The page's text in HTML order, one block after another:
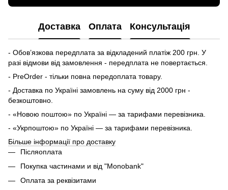
Доставка Оплата Консультація
- Обов’язкова передплата за відкладений платіж 200 грн. У
разі відмови від замовлення - передплата не повертається.
- PreOrder - тільки повна передоплата товару.
- Доставка по Україні замовлень на суму від 2000 грн -
безкоштовно.
- «Новою поштою» по Україні — за тарифами перевізника.
- «Укрпоштою» по Україні — за тарифами перевізника.
Більше інформації про доставку
Післяоплата
Покупка частинами и від "Monobank"
Оплата за реквізитами